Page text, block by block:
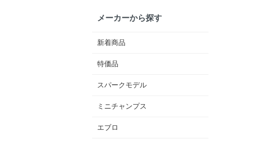
メーカーから探す
新着商品
特価品
スパークモデル
ミニチャンプス
エブロ